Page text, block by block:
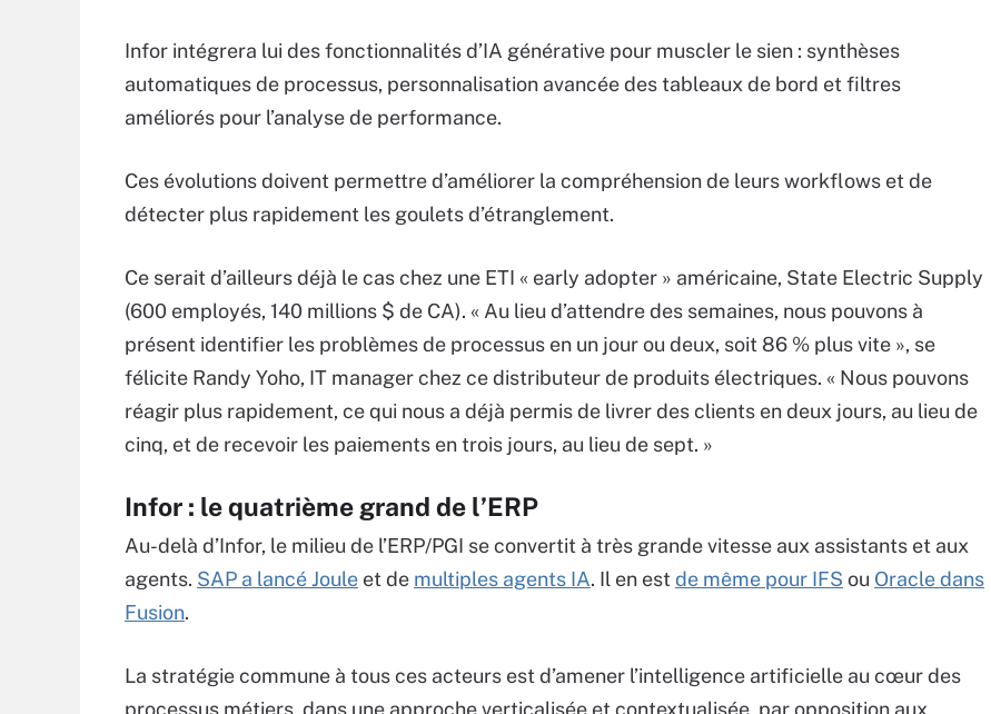
Infor intégrera lui des fonctionnalités d’IA générative pour muscler le sien : synthèses
automatiques de processus, personnalisation avancée des tableaux de bord et filtres
améliorés pour l’analyse de performance.
Ces évolutions doivent permettre d’améliorer la compréhension de leurs workflows et de
détecter plus rapidement les goulets d’étranglement.
Ce serait d’ailleurs déjà le cas chez une ETI « early adopter » américaine, State Electric Supply
(600 employés, 140 millions $ de CA). « Au lieu d’attendre des semaines, nous pouvons à
présent identifier les problèmes de processus en un jour ou deux, soit 86 % plus vite », se
félicite Randy Yoho, IT manager chez ce distributeur de produits électriques. « Nous pouvons
réagir plus rapidement, ce qui nous a déjà permis de livrer des clients en deux jours, au lieu de
cinq, et de recevoir les paiements en trois jours, au lieu de sept. »
Infor : le quatrième grand de l’ERP
Au-delà d’Infor, le milieu de l’ERP/PGI se convertit à très grande vitesse aux assistants et aux
agents. SAP a lancé Joule et de multiples agents IA. Il en est de même pour IFS ou Oracle dans
Fusion.
La stratégie commune à tous ces acteurs est d’amener l’intelligence artificielle au cœur des
processus métiers, dans une approche verticalisée et contextualisée, par opposition aux